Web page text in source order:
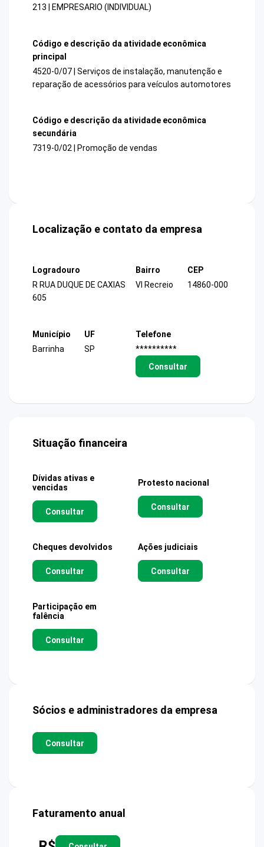
213 | EMPRESARIO (INDIVIDUAL)
Código e descrição da atividade econômica
principal
4520-0/07 | Serviços de instalação, manutenção e
reparação de acessórios para veículos automotores
Código e descrição da atividade econômica
secundária
7319-0/02 | Promoção de vendas
Localização e contato da empresa
Logradouro
R RUA DUQUE DE CAXIAS
605
Bairro
Vl Recreio
CEP
14860-000
Município
Barrinha
UF
SP
Telefone
**********
Consultar
Situação financeira
Dívidas ativas e
vencidas
Consultar
Protesto nacional
Consultar
Cheques devolvidos
Consultar
Ações judiciais
Consultar
Participação em
falência
Consultar
Sócios e administradores da empresa
Consultar
Faturamento anual